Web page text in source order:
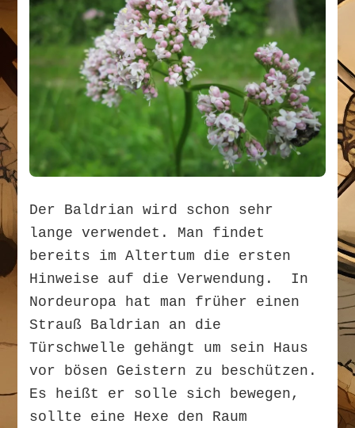
Der Baldrian wird schon sehr
lange verwendet. Man findet
bereits im Altertum die ersten
Hinweise auf die Verwendung. In
Nordeuropa hat man früher einen
Strauß Baldrian an die
Türschwelle gehängt um sein Haus
vor bösen Geistern zu beschützen.
Es heißt er solle sich bewegen,
sollte eine Hexe den Raum